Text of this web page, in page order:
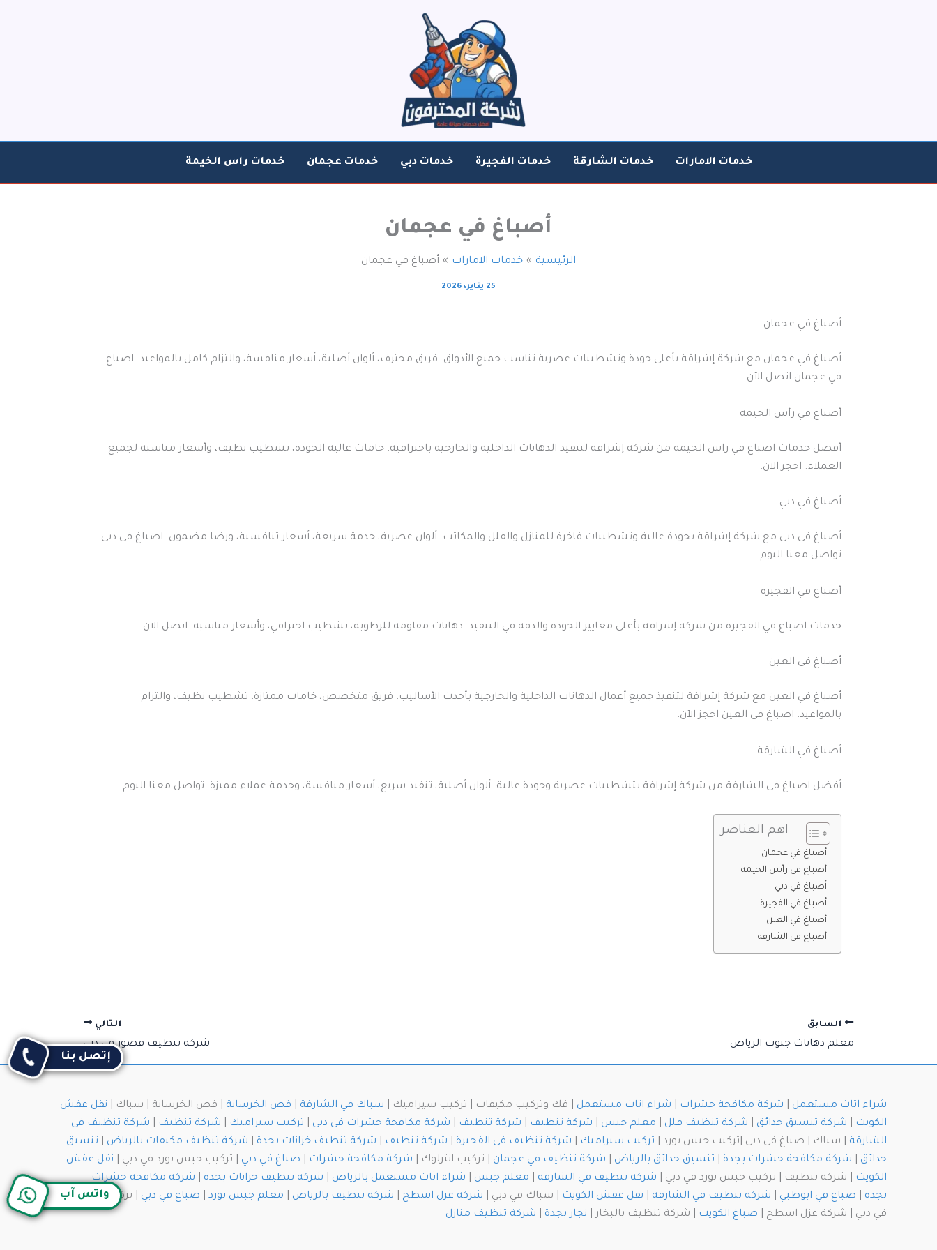
خدمات الامارات خدمات الشارقة خدمات الفجيرة خدمات دبي خدمات عجمان خدمات راس الخيمة
أصباغ في عجمان
الرئيسية خدمات الامارات أصباغ في عجمان
25 يناير، 2026
أصباغ في عجمان
أصباغ في عجمان مع شركة إشراقة بأعلى جودة وتشطيبات عصرية تناسب جميع الأذواق. فريق محترف، ألوان أصلية، أسعار منافسة، والتزام كامل بالمواعيد. اصباغ
في عجمان اتصل الآن.
أصباغ في رأس الخيمة
أفضل خدمات اصباغ في راس الخيمة من شركة إشراقة لتنفيذ الدهانات الداخلية والخارجية باحترافية. خامات عالية الجودة، تشطيب نظيف، وأسعار مناسبة لجميع
العملاء. احجز الآن.
أصباغ في دبي
أصباغ في دبي مع شركة إشراقة بجودة عالية وتشطيبات فاخرة للمنازل والفلل والمكاتب. ألوان عصرية، خدمة سريعة، أسعار تنافسية، ورضا مضمون. اصباغ في دبي
تواصل معنا اليوم.
أصباغ في الفجيرة
خدمات اصباغ في الفجيرة من شركة إشراقة بأعلى معايير الجودة والدقة في التنفيذ. دهانات مقاومة للرطوبة، تشطيب احترافي، وأسعار مناسبة. اتصل الآن.
أصباغ في العين
أصباغ في العين مع شركة إشراقة لتنفيذ جميع أعمال الدهانات الداخلية والخارجية بأحدث الأساليب. فريق متخصص، خامات ممتازة، تشطيب نظيف، والتزام
بالمواعيد. اصباغ في العين احجز الآن.
أصباغ في الشارقة
أفضل اصباغ في الشارقة من شركة إشراقة بتشطيبات عصرية وجودة عالية. ألوان أصلية، تنفيذ سريع، أسعار منافسة، وخدمة عملاء مميزة. تواصل معنا اليوم.
اهم العناصر
أصباغ في عجمان
أصباغ في رأس الخيمة
أصباغ في دبي
أصباغ في الفجيرة
أصباغ في العين
أصباغ في الشارقة
السابق
معلم دهانات جنوب الرياض
التالي
شركة تنظيف قصور في دبي
شراء اثاث مستعمل شركة مكافحة حشرات شراء اثاث مستعمل | فك وتركيب مكيفات | تركيب سيراميك | سباك في الشارقة قص الخرسانة | قص الخرسانة | سباك | نقل عفش
الكويت
شركة تنسيق حدائق شركة تنظيف فلل معلم جبس شركة تنظيف شركة تنظيف شركة مكافحة حشرات في دبي تركيب سيراميك شركة تنظيف
شركة تنظيف في
الشارقة | سباك | صباغ في دبي |تركيب جبس بورد | تركيب سيراميك شركة تنظيف في الفجيرة شركة تنظيف شركة تنظيف خزانات بجدة شركة تنظيف مكيفات بالرياض
تنسيق
حدائق
شركة مكافحة حشرات بجدة تنسيق حدائق بالرياض شركة تنظيف في عجمان | تركيب انترلوك | شركة مكافحة حشرات صباغ في دبي | تركيب جبس بورد في دبي | نقل عفش
الكويت
| شركة تنظيف | تركيب جبس بورد في دبي | شركة تنظيف في الشارقة معلم جبس شراء اثاث مستعمل بالرياض شركه تنظيف خزانات بجدة
شركة مكافحة حشرات
بجدة
صباغ في ابوظبي شركة تنظيف في الشارقة نقل عفش الكويت | سباك في دبي | شركة عزل اسطح شركة تنظيف بالرياض معلم جبس بورد صباغ في دبي | تركيب جبس بورد
في دبي | شركة عزل اسطح | صباغ الكويت | شركة تنظيف بالبخار | نجار بجدة شركة تنظيف منازل
واتس آب
إتصل بنا